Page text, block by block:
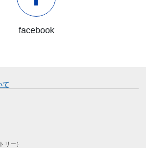
facebook
て
リー）